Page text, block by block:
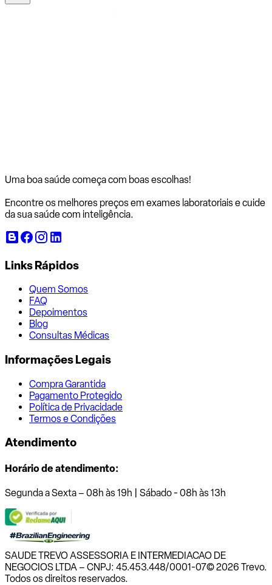
Uma boa saúde começa com boas escolhas!
Encontre os melhores preços em exames laboratoriais e cuide
da sua saúde com inteligência.
Links Rápidos
Quem Somos
FAQ
Depoimentos
Blog
Consultas Médicas
Informações Legais
Compra Garantida
Pagamento Protegido
Política de Privacidade
Termos e Condições
Atendimento
Horário de atendimento:
Segunda a Sexta – 08h às 19h | Sábado - 08h às 13h
SAUDE TREVO ASSESSORIA E INTERMEDIACAO DE
NEGOCIOS LTDA – CNPJ: 45.453.448/0001-07© 2026 Trevo.
Todos os direitos reservados.